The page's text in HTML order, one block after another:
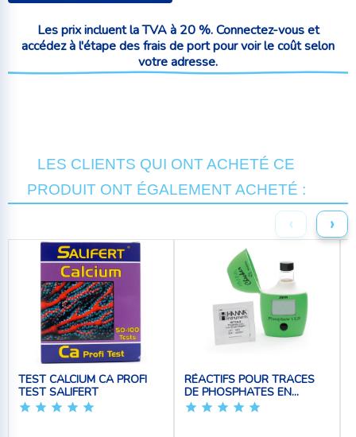
Les prix incluent la TVA à 20 %. Connectez-vous et
accédez à l'étape des frais de port pour voir le coût selon
votre adresse.
LES CLIENTS QUI ONT ACHETÉ CE
PRODUIT ONT ÉGALEMENT ACHETÉ :
‹ ›
TEST CALCIUM CA PROFI
TEST SALIFERT
RÉACTIFS POUR TRACES
DE PHOSPHATES EN...